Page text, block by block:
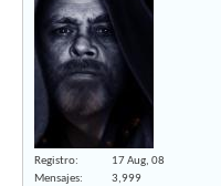
Registro
17 Aug, 08
Mensajes
3,999